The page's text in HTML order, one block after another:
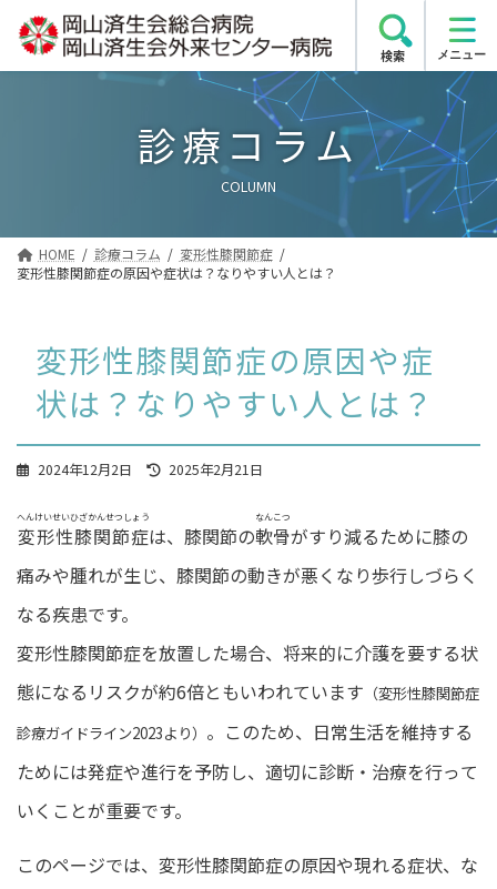
テ
ゲ
診療コラム
COLUMN
HOME 診療コラム
変形性膝関節症
変形性膝関節症の原因や症状は？なりやすい人とは？
変形性膝関節症の原因や症
状は？なりやすい人とは？
2024年12月2日
最
日
時
2025年2月21日
変形性膝関節症
へんけいせいひざかんせつしょう
は、膝関節の軟骨
なんこつ
がすり減るために膝の
痛みや腫れが生じ、膝関節の動きが悪くなり歩行しづらく
なる疾患です。
変形性膝関節症を放置した場合、将来的に介護を要する状
態になるリスクが約6倍ともいわれています （変形性膝関節症
診療ガイドライン2023より） 。このため、日常生活を維持する
ためには発症や進行を予防し、適切に診断・治療を行って
いくことが重要です。
このページでは、変形性膝関節症の原因や現れる症状、な
検索